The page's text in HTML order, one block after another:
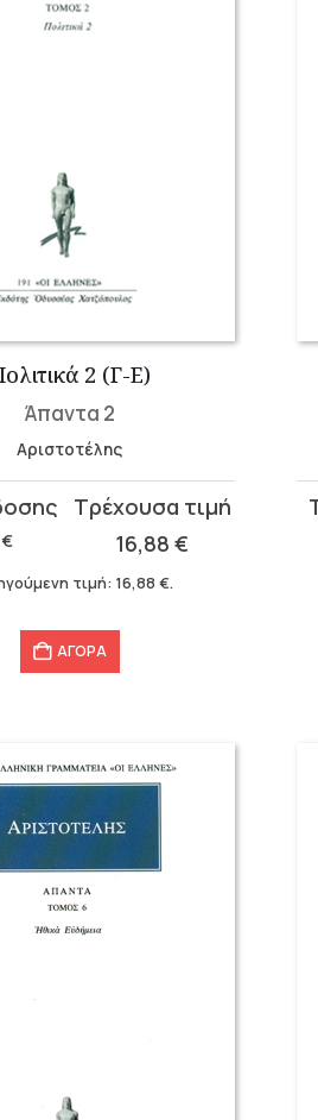
2 (Γ-Ε)
Άπαντα 2
Αριστοτέλης
€ 16,88€
τιμή: 16,88 €.
ΑΓΟΡΑ